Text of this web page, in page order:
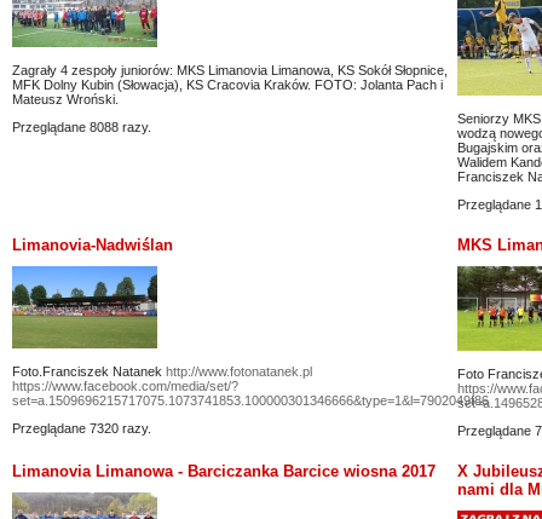
Zagrały 4 zespoły juniorów: MKS Limanovia Limanowa, KS Sokół Słopnice,
MFK Dolny Kubin (Słowacja), KS Cracovia Kraków. FOTO: Jolanta Pach i
Mateusz Wroński.
Przeglądane 8088 razy.
Seniorzy
wodzą
Bugajskim
Walidem
Franciszek
Przeglądane
Limanovia-Nadwiślan
Foto.Franciszek Natanek http://www.fotonatanek.pl
https://www.facebook.com/media/set/?
set=a.1509696215717075.1073741853.100000301346666&type=1&l=7902049f86
Przeglądane 7320 razy.
MKS
Foto
https://
Przeglądane
Limanovia Limanowa - Barciczanka Barcice wiosna 2017
X
nami dla